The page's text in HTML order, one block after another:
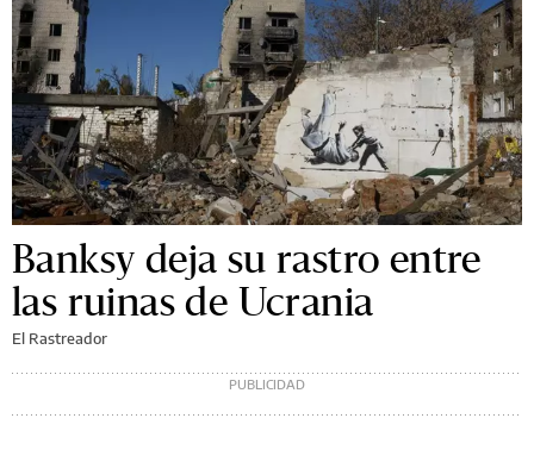
Banksy deja su rastro entre
las ruinas de Ucrania
El Rastreador